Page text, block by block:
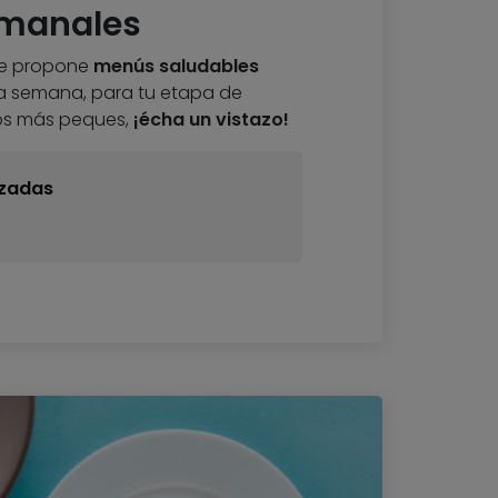
propone menús saludables
semana, para tu etapa de
más peques, ¡écha un vistazo!